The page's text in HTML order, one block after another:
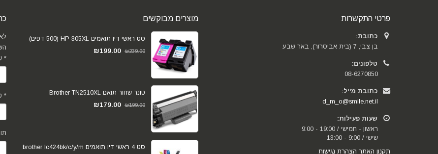
פרטי התקשרות
כתובת:
בן צבי, 7 (בית אביסרור), באר שבע
טלפונים:
08-6270850
כתובת מייל:
d_m_o@smile.net.il
שעות פעילות:
ראשון - חמישי / 19:00 - 9:00
שישי / 9:00 - 13:00
תקנון האתר הצהרת נגישות
מוצרים מבוקשים
סט ראשי דיו תואמים HP 305XL (500 דפים)
₪239.00
₪199.00
טונר שחור תואם Brother TN2510XL
₪199.00
₪179.00
סט 4 ראשי דיו תואמים brother lc424bk/c/y/m
שם מלא *
טלפון *